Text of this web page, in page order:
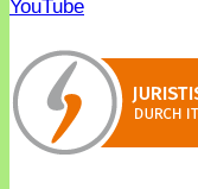
YouTube